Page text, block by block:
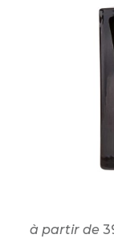
à partir de